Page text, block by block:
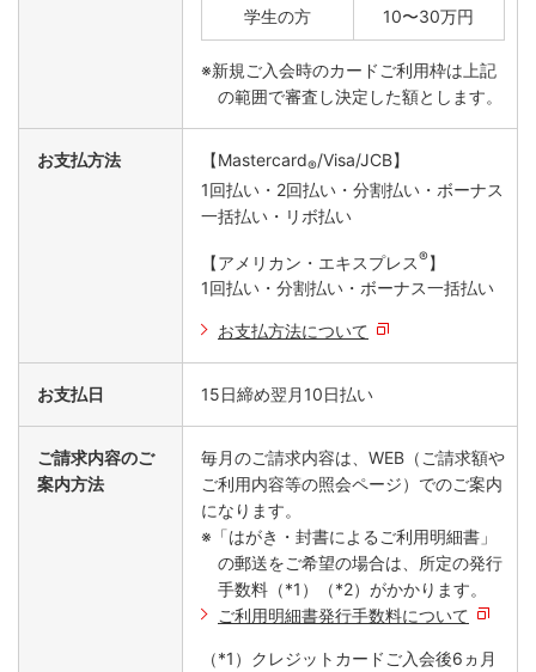
学生の方 10〜30万円
※新規ご入会時のカードご利用枠は上記
の範囲で審査し決定した額とします。
お支払方法 【Mastercard®/Visa/JCB】
1回払い・2回払い・分割払い・ボーナス
一括払い・リボ払い
【アメリカン・エキスプレス ®】
1回払い・分割払い・ボーナス一括払い
お支払方法について
お支払日 15日締め翌月10日払い
ご請求内容のご
案内方法
毎月のご請求内容は、WEB（ご請求額や
ご利用内容等の照会ページ）でのご案内
になります。
※「はがき・封書によるご利用明細書」
の郵送をご希望の場合は、所定の発行
手数料（*1）（*2）がかかります。
ご利用明細書発行手数料について
（*1）クレジットカードご入会後6ヵ月